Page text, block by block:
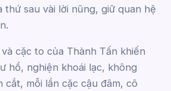
sau vài lời nũng, giữ quan hệ
cặc to của Thành Tấn khiến
hổ, nghiện khoái lạc, không
cắt, mỗi lần cặc cậu đâm, cô